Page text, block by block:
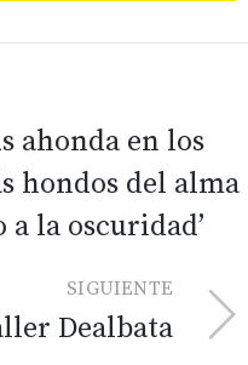
ahonda en los
hondos del alma
la oscuridad’
SIGUIENTE
Dealbata